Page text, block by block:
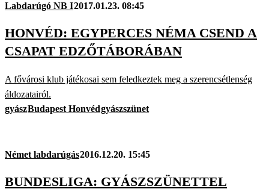
Labdarúgó NB I2017.01.23. 08:45
HONVÉD: EGYPERCES NÉMA CSEND A
CSAPAT EDZŐTÁBORÁBAN
A fővárosi klub játékosai sem feledkeztek meg a szerencsétlenség
áldozatairól.
gyászBudapest Honvédgyászszünet
Német labdarúgás2016.12.20. 15:45
BUNDESLIGA: GYÁSZSZÜNETTEL